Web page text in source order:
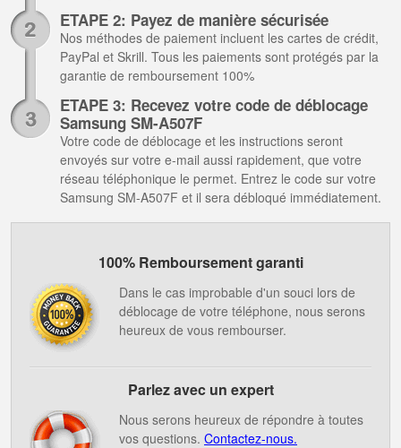
ETAPE 2: Payez de manière sécurisée
Nos méthodes de paiement incluent les cartes de crédit,
PayPal et Skrill. Tous les paiements sont protégés par la
garantie de remboursement 100%
ETAPE 3: Recevez votre code de déblocage
Samsung SM-A507F
Votre code de déblocage et les instructions seront
envoyés sur votre e-mail aussi rapidement, que votre
réseau téléphonique le permet. Entrez le code sur votre
Samsung SM-A507F et il sera débloqué immédiatement.
100% Remboursement garanti
Dans le cas improbable d'un souci lors de
déblocage de votre téléphone, nous serons
heureux de vous rembourser.
Parlez avec un expert
Nous serons heureux de répondre à toutes
vos questions. Contactez-nous.